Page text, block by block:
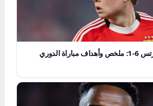
بنفيكا يكتسح هارتس 6-1: ملخص وأهداف مباراة الدوري